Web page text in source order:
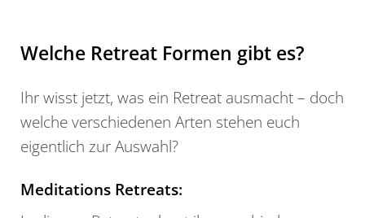
Welche Retreat Formen gibt es?
Ihr wisst jetzt, was ein Retreat ausmacht – doch
welche verschiedenen Arten stehen euch
eigentlich zur Auswahl?
Meditations Retreats: